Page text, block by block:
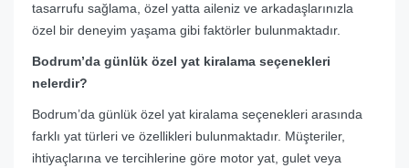
tasarrufu sağlama, özel yatta aileniz ve arkadaşlarınızla
özel bir deneyim yaşama gibi faktörler bulunmaktadır.
Bodrum’da günlük özel yat kiralama seçenekleri
nelerdir?
Bodrum’da günlük özel yat kiralama seçenekleri arasında
farklı yat türleri ve özellikleri bulunmaktadır. Müşteriler,
ihtiyaçlarına ve tercihlerine göre motor yat, gulet veya